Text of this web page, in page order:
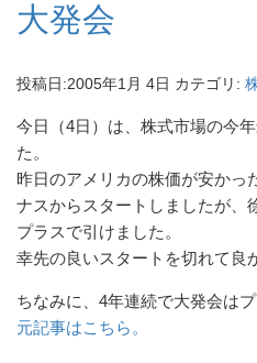
大発会
投稿日:2005年1月 4日 カテゴリ:
今日（4日）は、株式市場の今
た。
昨日のアメリカの株価が安かっ
ナスからスタートしましたが、
プラスで引けました。
幸先の良いスタートを切れて良
ちなみに、4年連続で大発会は
元記事はこちら。